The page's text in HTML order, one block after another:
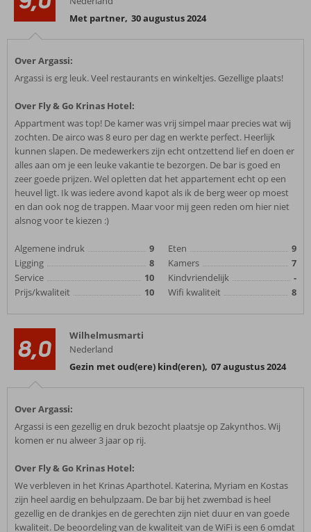
Met partner, 30 augustus 2024
Over Argassi:
Argassi is erg leuk. Veel restaurants en winkeltjes. Gezellige plaats!
Over Fly & Go Krinas Hotel:
Appartment was top! De kamer was vrij simpel maar precies wat wij
zochten. De airco was 8 euro per dag en werkte perfect. Heerlijk
kunnen slapen. De medewerkers zijn echt ontzettend lief en doen er
alles aan om je een leuke vakantie te bezorgen. De bar is goed en
zeer goede prijzen. Wel opletten dat het appartement echt op een
heuvel ligt. Ik was iedere avond kapot als ik de berg weer op moest
en dan ook nog de trappen. Maar voor mij geen reden om hier niet
alsnog voor te kiezen :)
Algemene indruk
9
Ligging
8
Service
10
Prijs/kwaliteit
10
Eten
9
Kamers
7
Kindvriendelijk
-
Wifi kwaliteit
8
8,0
Wilhelmusmarti
Nederland
Gezin met oud(ere) kind(eren), 07 augustus 2024
Over Argassi:
Argassi is een gezellig en druk bezocht plaatsje op Zakynthos. Wij
komen er nu alweer 3 jaar op rij.
Over Fly & Go Krinas Hotel:
We verbleven in het Krinas Aparthotel. Katerina, Myriam en Kostas
zijn heel aardig en behulpzaam. De bar bij het zwembad is heel
gezellig en de drankjes en de gerechten zijn niet duur en van goede
kwaliteit. De beoordeling van de kwaliteit van de WiFi is een 6 omdat